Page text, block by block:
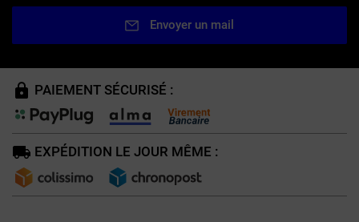
Envoyer un mail
PAIEMENT SÉCURISÉ :
EXPÉDITION LE JOUR MÊME :